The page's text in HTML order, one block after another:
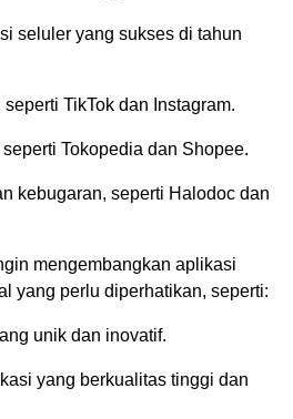
seluler yang sukses di tahun
TikTok dan Instagram.
Tokopedia dan Shopee.
kebugaran, seperti Halodoc dan
mengembangkan aplikasi
yang perlu diperhatikan, seperti:
unik dan inovatif.
yang berkualitas tinggi dan